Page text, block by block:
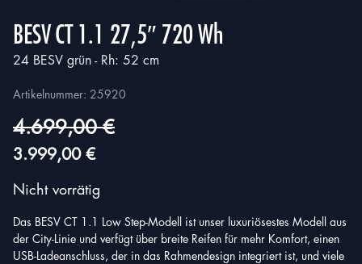
BESV CT 1.1 27,5″ 720 Wh
24 BESV grün - Rh: 52 cm
Artikelnummer: 25920
4.699,00€
Ursprünglicher
Preis
war:
4.699,00 €
3.999,00€Aktueller
ist:
3.999,00 €.
Nicht vorrätig
Das BESV CT 1.1 Low Step-Modell ist unser luxuriösestes Modell aus
der City-Linie und verfügt über breite Reifen für mehr Komfort, einen
USB-Ladeanschluss, der in das Rahmendesign integriert ist, und viele